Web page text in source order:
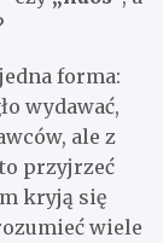
forma:
wydawać,
ale z
przyjrzeć
kryją się
wiele